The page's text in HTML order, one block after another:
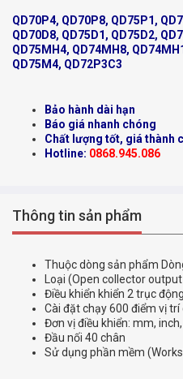
QD70P4, QD70P8, QD75P1,
QD70D8, QD75D1, QD75D2,
QD75MH4, QD74MH8,
QD75M4, QD72P3C3
Bảo hành dài hạn
Báo giá nhanh chóng
Chất lượng tốt, giá thành
Hotline: 0868.945.086
Thông tin sản phẩm
Thuộc dòng sản phẩm
Loại (Open collector
Điều khiển khiển 2 trục
Cài đặt chạy 600 điểm vị
Đơn vị điều khiển: mm,
Đầu nối 40 chân
Sử dụng phần mềm